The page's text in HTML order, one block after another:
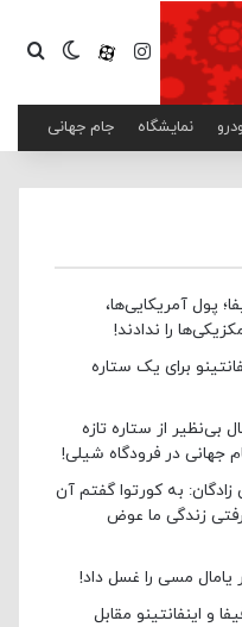
اینستاگرامآپاراتتغییر
نمایشگاه جام جهانی
پول آمریکایی‌ها،
را ندادند!
برای یک ستاره
بی‌نظیر از ستاره تازه
جهانی در فرودگاه شیلی!
زادگان: به کورتوا گفتم آن
زندگی ما عوض
یامال مسی را غسل داد!
و اینفانتینو مقابل